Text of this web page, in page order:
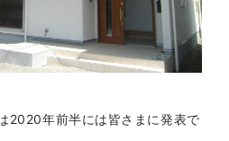
2020年前半には皆さまに発表で